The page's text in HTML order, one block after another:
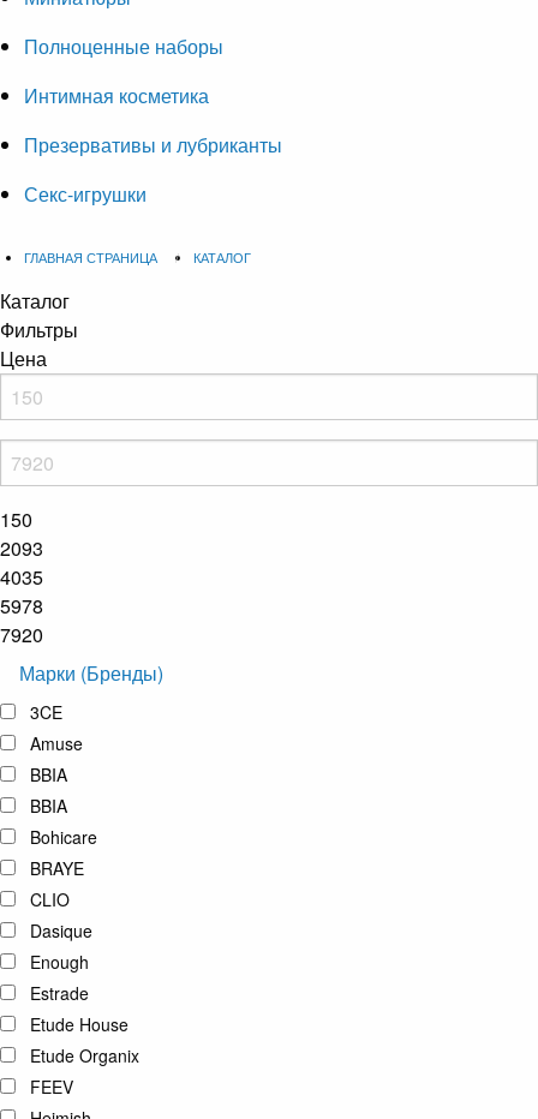
Полноценные наборы
Интимная косметика
Презервативы и лубриканты
Секс-игрушки
ГЛАВНАЯ СТРАНИЦА КАТАЛОГ
Каталог
Фильтры
Цена
150
2093
4035
5978
7920
Марки (Бренды)
3CE
Amuse
BBIA
BBIA
Bohicare
BRAYE
CLIO
Dasique
Enough
Estrade
Etude House
Etude Organix
FEEV